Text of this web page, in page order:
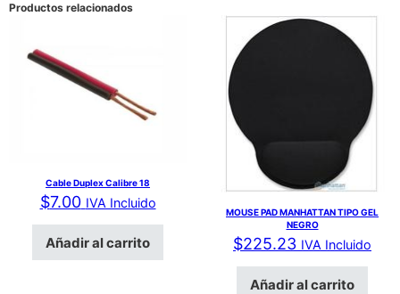
Productos relacionados
Cable Duplex Calibre 18
$7.00 IVA Incluido
Añadir al carrito
MOUSE PAD MANHATTAN TIPO GEL
NEGRO
$225.23 IVA Incluido
Añadir al carrito